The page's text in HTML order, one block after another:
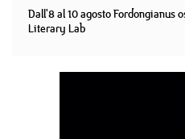
Dall'8 al 10 agosto Fordongianus
Literary Lab